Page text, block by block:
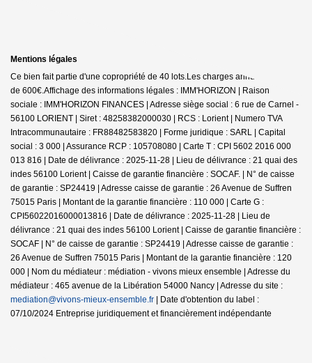
Mentions légales
Ce bien fait partie d'une copropriété de 40 lots.Les charges annuelles sont
de 600€. Affichage des informations légales : IMM'HORIZON | Raison
sociale : IMM'HORIZON FINANCES | Adresse siège social : 6 rue de Carnel -
56100 LORIENT | Siret : 48258382000030 | RCS : Lorient | Numero TVA
Intracommunautaire : FR88482583820 | Forme juridique : SARL | Capital
social : 3 000 | Assurance RCP : 105708080 | Carte T : CPI 5602 2016 000
013 816 | Date de délivrance : 2025-11-28 | Lieu de délivrance : 21 quai des
indes 56100 Lorient | Caisse de garantie financière : SOCAF. | N° de caisse
de garantie : SP24419 | Adresse caisse de garantie : 26 Avenue de Suffren
75015 Paris | Montant de la garantie financière : 110 000 | Carte G :
CPI56022016000013816 | Date de délivrance : 2025-11-28 | Lieu de
délivrance : 21 quai des indes 56100 Lorient | Caisse de garantie financière :
SOCAF | N° de caisse de garantie : SP24419 | Adresse caisse de garantie :
26 Avenue de Suffren 75015 Paris | Montant de la garantie financière : 120
000 | Nom du médiateur : médiation - vivons mieux ensemble | Adresse du
médiateur : 465 avenue de la Libération 54000 Nancy | Adresse du site :
mediation@vivons-mieux-ensemble.fr | Date d'obtention du label :
07/10/2024 Entreprise juridiquement et financièrement indépendante